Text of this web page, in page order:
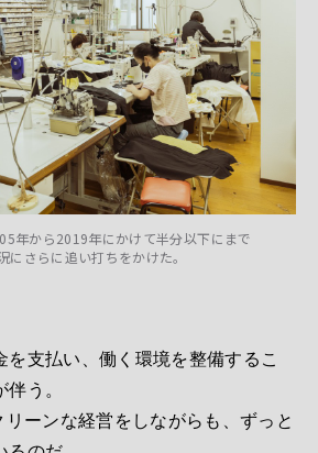
年から2019年にかけて半分以下にまで
さらに追い打ちをかけた。
を支払い、働く環境を整備するこ
う。
ーンな経営をしながらも、ずっと